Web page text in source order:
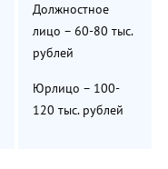
Должностное
лицо – 60-80 тыс.
рублей
Юрлицо – 100-
120 тыс. рублей